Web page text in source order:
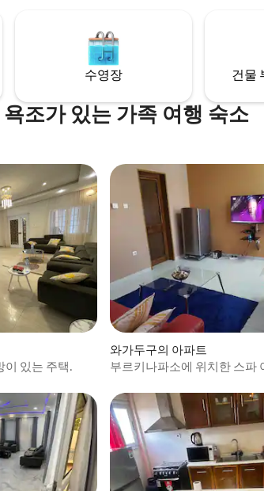
수영장 건물
조가 있는 가족 여행 숙소
이 있는 주택.
와가두구의 아파트
부르키나파소에 위치한 스파